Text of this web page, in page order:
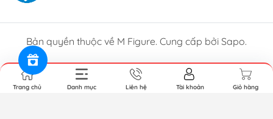
Bản quyền thuộc về M Figure. Cung cấp bởi Sapo.
Trang chủ Danh mục Liên hệ Tài khoản Giỏ hàng